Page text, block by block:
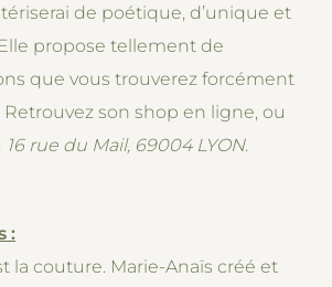
de poétique, d’unique et
propose tellement de
que vous trouverez forcément
son shop en ligne, ou
16 rue du Mail, 69004 LYON.
:
la couture. Marie-Anaïs créé et